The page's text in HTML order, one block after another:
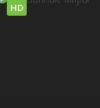
HD